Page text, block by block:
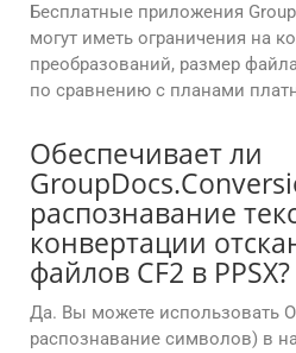
Бесплатные приложения
могут иметь ограничения на
преобразований, размер
по сравнению с планами
Обеспечивает ли
распознавание
конвертации
файлов CF2 в PPSX?
Да. Вы можете использовать
распознавание символов) в